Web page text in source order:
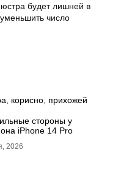
будет лишней в
число
корисно прихожей
стороны у
iPhone 14 Pro
2026